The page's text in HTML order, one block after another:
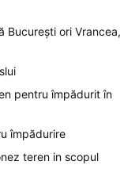
București ori Vrancea,
pentru împădurit în
împădurire
teren in scopul